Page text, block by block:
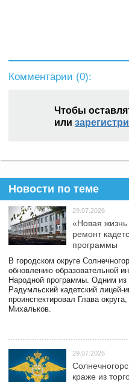
Комментарии (0):
Чтобы
или
Новости по теме
29.07.2026
«Новая
ремонт
программы
В городском округе
обновлению образовательной
Народной программы. Одним из
Радумльский кадетский лицей-
проинспектировал Глава
Михальков.
29.07.2026
краже из